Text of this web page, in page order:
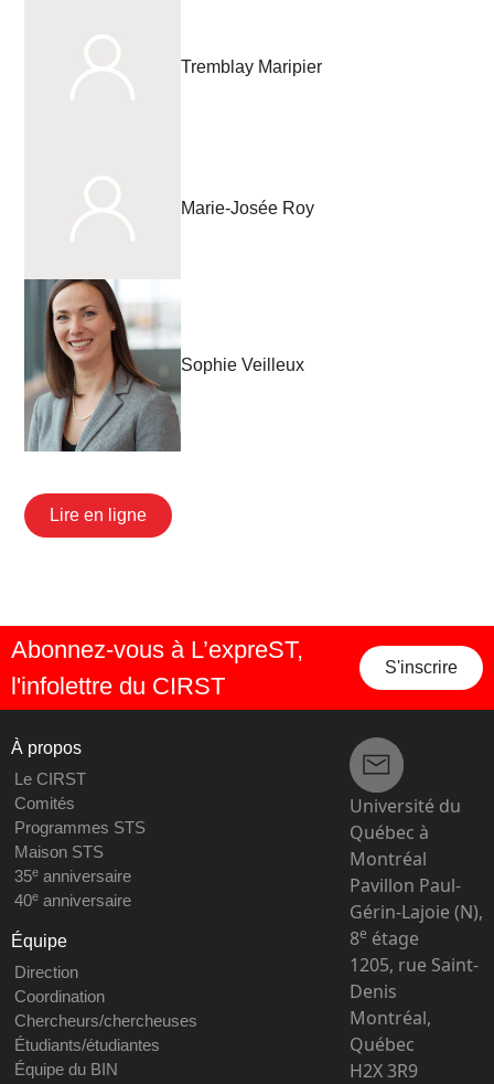
Tremblay Maripier
Marie-Josée Roy
Sophie Veilleux
Lire en ligne
Abonnez-vous à L’expreST,
l'infolettre du CIRST
S'inscrire
À propos
Le CIRST
Comités
Programmes STS
Maison STS
35eanniversaire
40eanniversaire
Équipe
Direction
Coordination
Chercheurs/chercheuses
Étudiants/étudiantes
Équipe du BIN
Université du
Québec à
Montréal
Pavillon Paul-
Gérin-Lajoie (N),
8e étage
1205, rue Saint-
Denis
Montréal,
Québec
H2X 3R9